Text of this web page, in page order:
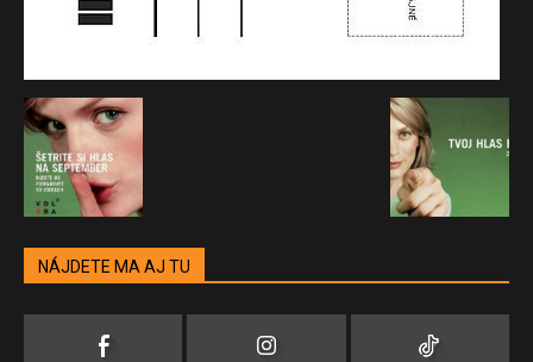
NÁJDETE MA AJ TU